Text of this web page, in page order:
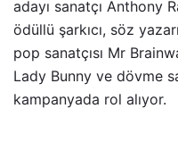
adayı sanatçı Anthony
ödüllü şarkıcı, söz
pop sanatçısı Mr
Lady Bunny ve dövme
kampanyada rol alıyor.